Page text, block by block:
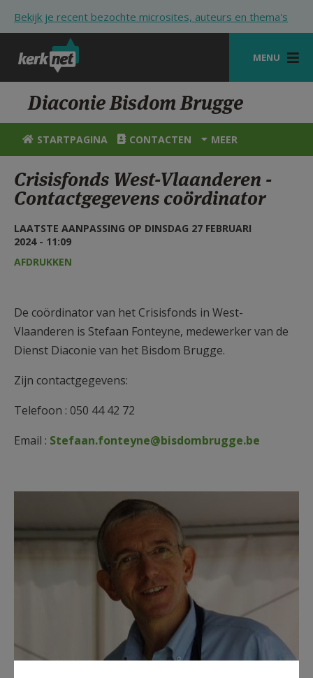
Bekijk je recent bezochte microsites, auteurs en thema's
MENU
STARTPAGINA
KERK
VIERINGEN
SHOP
HULP
STARTPAGINA PORTAAL
AANMELDEN OF REGISTREREN
Diaconie Bisdom Brugge
STARTPAGINA CONTACTEN MEER
Crisisfonds West-Vlaanderen -
Contactgegevens coördinator
LAATSTE AANPASSING OP DINSDAG 27 FEBRUARI
2024 - 11:09
AFDRUKKEN
De coördinator van het Crisisfonds in West-
Vlaanderen is Stefaan Fonteyne, medewerker van de
Dienst Diaconie van het Bisdom Brugge.
Zijn contactgegevens:
Telefoon : 050 44 42 72
Email : Stefaan.fonteyne@bisdombrugge.be